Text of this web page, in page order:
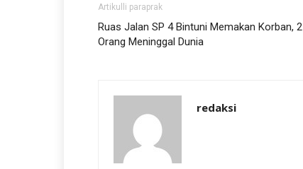
Artikulli paraprak
Ruas Jalan SP 4 Bintuni Memakan Korban, 2
Orang Meninggal Dunia
redaksi